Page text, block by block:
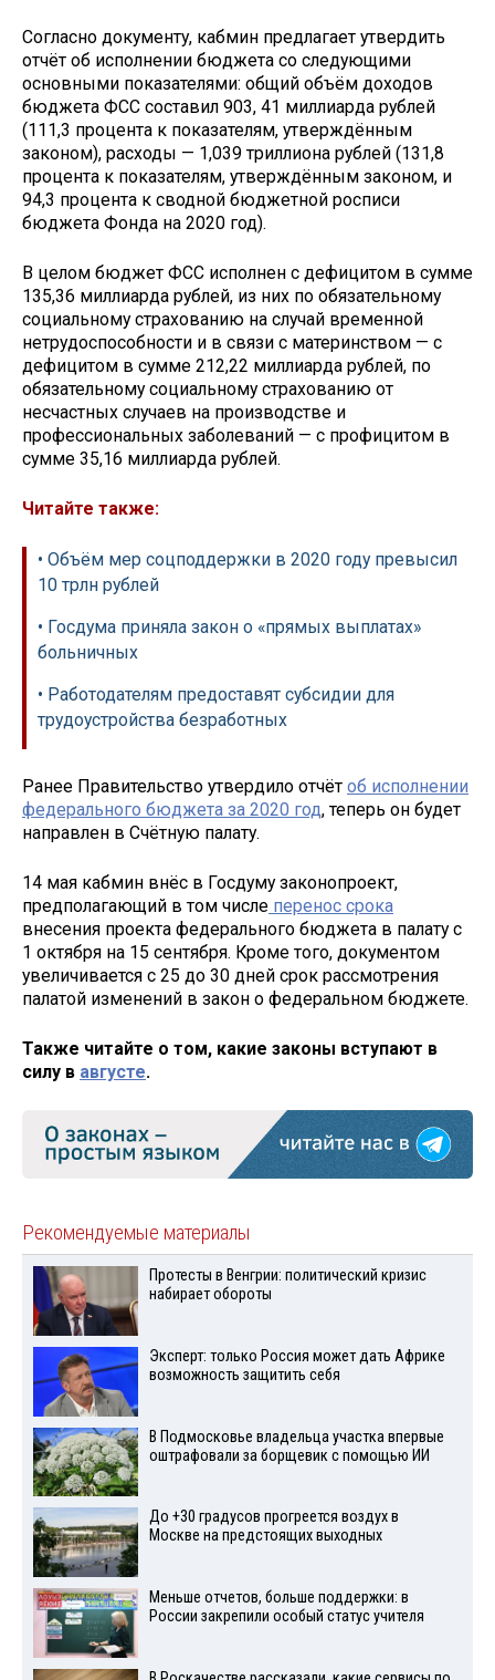
Согласно документу, кабмин предлагает утвердить
отчёт об исполнении бюджета со следующими
основными показателями: общий объём доходов
бюджета ФСС составил 903, 41 миллиарда рублей
(111,3 процента к показателям, утверждённым
законом), расходы — 1,039 триллиона рублей (131,8
процента к показателям, утверждённым законом, и
94,3 процента к сводной бюджетной росписи
бюджета Фонда на 2020 год).
В целом бюджет ФСС исполнен с дефицитом в сумме
135,36 миллиарда рублей, из них по обязательному
социальному страхованию на случай временной
нетрудоспособности и в связи с материнством — с
дефицитом в сумме 212,22 миллиарда рублей, по
обязательному социальному страхованию от
несчастных случаев на производстве и
профессиональных заболеваний — с профицитом в
сумме 35,16 миллиарда рублей.
Читайте также:
• Объём мер соцподдержки в 2020 году превысил
10 трлн рублей
• Госдума приняла закон о «прямых выплатах»
больничных
• Работодателям предоставят субсидии для
трудоустройства безработных
Ранее Правительство утвердило отчёт об исполнении
федерального бюджета за 2020 год, теперь он будет
направлен в Счётную палату.
14 мая кабмин внёс в Госдуму законопроект,
предполагающий в том числе перенос срока
внесения проекта федерального бюджета в палату с
1 октября на 15 сентября. Кроме того, документом
увеличивается с 25 до 30 дней срок рассмотрения
палатой изменений в закон о федеральном бюджете.
Также читайте о том, какие законы вступают в
силу в августе.
Рекомендуемые материалы
Протесты в Венгрии: политический кризис
набирает обороты
Эксперт: только Россия может дать Африке
возможность защитить себя
В Подмосковье владельца участка впервые
оштрафовали за борщевик с помощью ИИ
До +30 градусов прогреется воздух в
Москве на предстоящих выходных
Меньше отчетов, больше поддержки: в
России закрепили особый статус учителя